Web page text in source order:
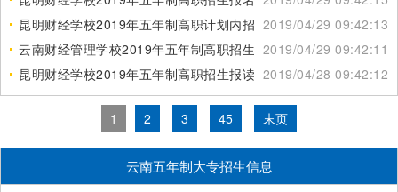
昆明财经学校2019年五年制高职计划内招生简章2019/04/29 09:42:13
云南财经管理学校2019年五年制高职招生咨询电话2019/04/29 09:42:11
昆明财经学校2019年五年制高职招生报读条件2019/04/28 09:42:12
1 2 3 45 末页
云南五年制大专招生信息